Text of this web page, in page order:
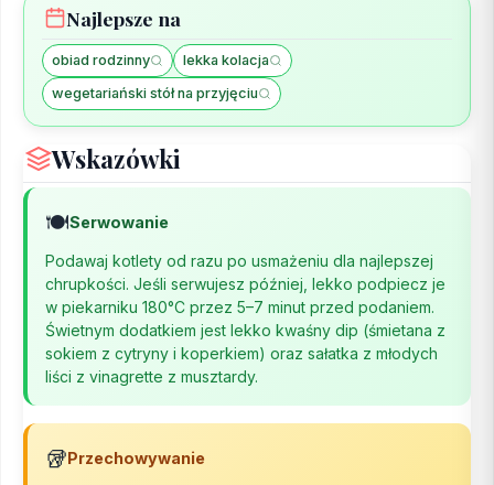
Najlepsze na
obiad rodzinny
lekka kolacja
wegetariański stół na przyjęciu
Wskazówki
🍽️Serwowanie
Podawaj kotlety od razu po usmażeniu dla najlepszej
chrupkości. Jeśli serwujesz później, lekko podpiecz je
w piekarniku 180°C przez 5–7 minut przed podaniem.
Świetnym dodatkiem jest lekko kwaśny dip (śmietana z
sokiem z cytryny i koperkiem) oraz sałatka z młodych
liści z vinagrette z musztardy.
🥡Przechowywanie